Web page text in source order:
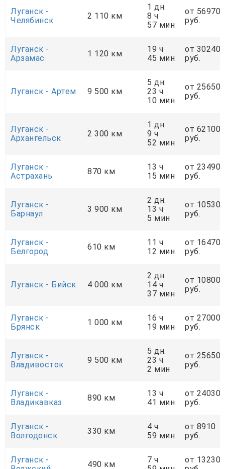
Луганск -
Челябинск
2 110 км
1 дн.
8 ч
57 мин
от 56970
руб.
Луганск -
Арзамас
1 120 км
19 ч
45 мин
от 30240
руб.
Луганск - Артем 9 500 км
5 дн.
23 ч
10 мин
от 256500
руб.
Луганск -
Архангельск
2 300 км
1 дн.
9 ч
52 мин
от 62100
руб.
Луганск -
Астрахань
870 км
13 ч
15 мин
от 23490
руб.
Луганск -
Барнаул
3 900 км
2 дн.
13 ч
5 мин
от 105300
руб.
Луганск -
Белгород
610 км
11 ч
12 мин
от 16470
руб.
Луганск - Бийск 4 000 км
2 дн.
14 ч
37 мин
от 108000
руб.
Луганск -
Брянск
1 000 км
16 ч
19 мин
от 27000
руб.
Луганск -
Владивосток
9 500 км
5 дн.
23 ч
2 мин
от 256500
руб.
Луганск -
Владикавказ
890 км
13 ч
41 мин
от 24030
руб.
Луганск -
Волгодонск
330 км
4 ч
59 мин
от 8910
руб.
Луганск -
490 км
7 ч
от 13230